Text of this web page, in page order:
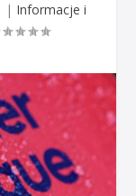
| Informacje i